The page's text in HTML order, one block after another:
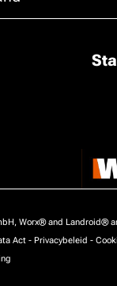
Worx® and Landroid®
Act - Privacybeleid -